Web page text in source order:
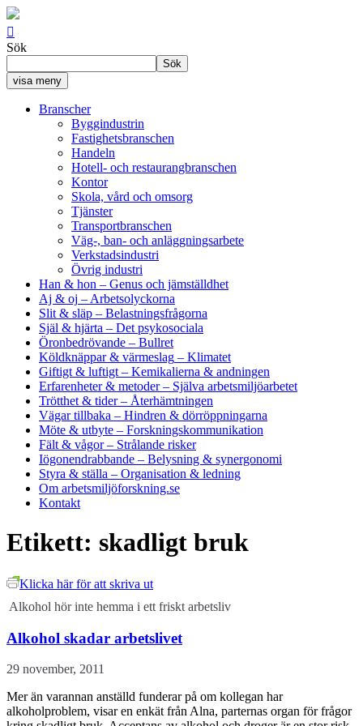

Sök
Sök
visa meny
Branscher
Byggindustrin
Fastighetsbranschen
Handeln
Hotell- och restaurangbranschen
Kontor
Skola, vård och omsorg
Tjänster
Transportbranschen
Väg-, ban- och anläggningsarbete
Verkstadsindustri
Övrig industri
Han & hon – Genus och jämställdhet
Aj & oj – Arbetsolyckorna
Slit & släp – Belastningsfrågorna
Själ & hjärta – Det psykosociala
Öronbedrövande – Bullret
Köldknäppar & värmeslag – Klimatet
Giftigt & luftigt – Kemikalierna & andningen
Erfarenheter & metoder– Själva arbetsmiljöarbetet
Trötthet & tider– Återhämtningen
Vägar tillbaka – Hindren & dörröppningarna
Möte & utbyte – Forskningskommunikation
Fält & vågor– Strålande risker
Iögonendrabbande – Belysning & synergonomi
Styra & ställa – Organisation & ledning
Om arbetsmiljöforskning.se
Kontakt
Etikett: skadligt bruk
Klicka här för att skriva ut
Alkohol hör inte hemma i ett friskt arbetsliv
Alkohol skadar arbetslivet
29 november, 2011
Mer än varannan anställd funderar på om kollegan har
alkoholproblem, visar en enkät från Alna, parternas organ för frågor